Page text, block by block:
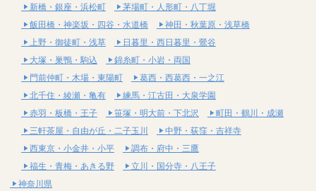
新橋・銀座・浜松町
茅場町・人形町・八丁堀
飯田橋・神楽坂・四谷・水道橋
神田・秋葉原・浅草橋
上野・御徒町・浅草
日暮里・西日暮里・鶯谷
大塚・巣鴨・駒込
錦糸町・小岩・両国
門前仲町・木場・東陽町
葛西・西葛西・一之江
北千住・綾瀬・亀有
練馬・江古田・大泉学園
赤羽・板橋・王子
笹塚・明大前・下北沢
町田・鶴川・成瀬
三軒茶屋・自由が丘・二子玉川
中野・荻窪・吉祥寺
西東京・小金井・小平
調布・府中・三鷹
福生・青梅・あきる野
立川・国分寺・八王子
神奈川県